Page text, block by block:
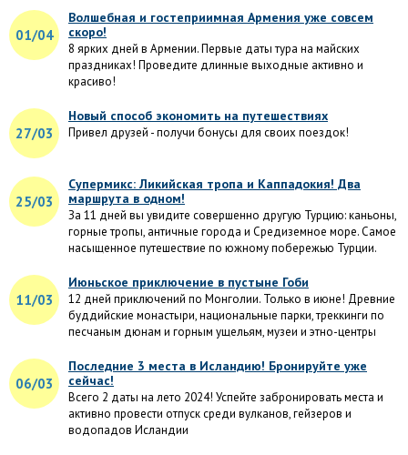
01/04
Волшебная и гостеприимная Армения уже совсем
скоро!
8 ярких дней в Армении. Первые даты тура на майских
праздниках! Проведите длинные выходные активно и
красиво!
27/03
Новый способ экономить на путешествиях
Привел друзей - получи бонусы для своих поездок!
25/03
Супермикс: Ликийская тропа и Каппадокия! Два
маршрута в одном!
За 11 дней вы увидите совершенно другую Турцию: каньоны,
горные тропы, античные города и Средиземное море. Самое
насыщенное путешествие по южному побережью Турции.
11/03
Июньское приключение в пустыне Гоби
12 дней приключений по Монголии. Только в июне! Древние
буддийские монастыри, национальные парки, треккинги по
песчаным дюнам и горным ущельям, музеи и этно-центры
06/03
Последние 3 места в Исландию! Бронируйте уже
сейчас!
Всего 2 даты на лето 2024! Успейте забронировать места и
активно провести отпуск среди вулканов, гейзеров и
водопадов Исландии